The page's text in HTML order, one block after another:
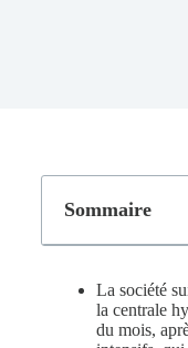
Sommaire
La société
la centrale
du mois,